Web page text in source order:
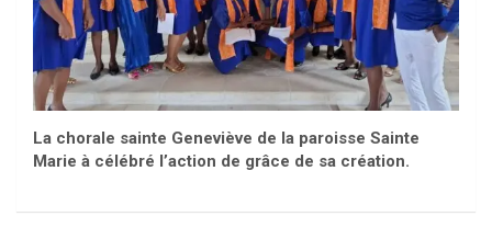
La chorale sainte Geneviève de la paroisse Sainte
Marie à célébré l’action de grâce de sa création.